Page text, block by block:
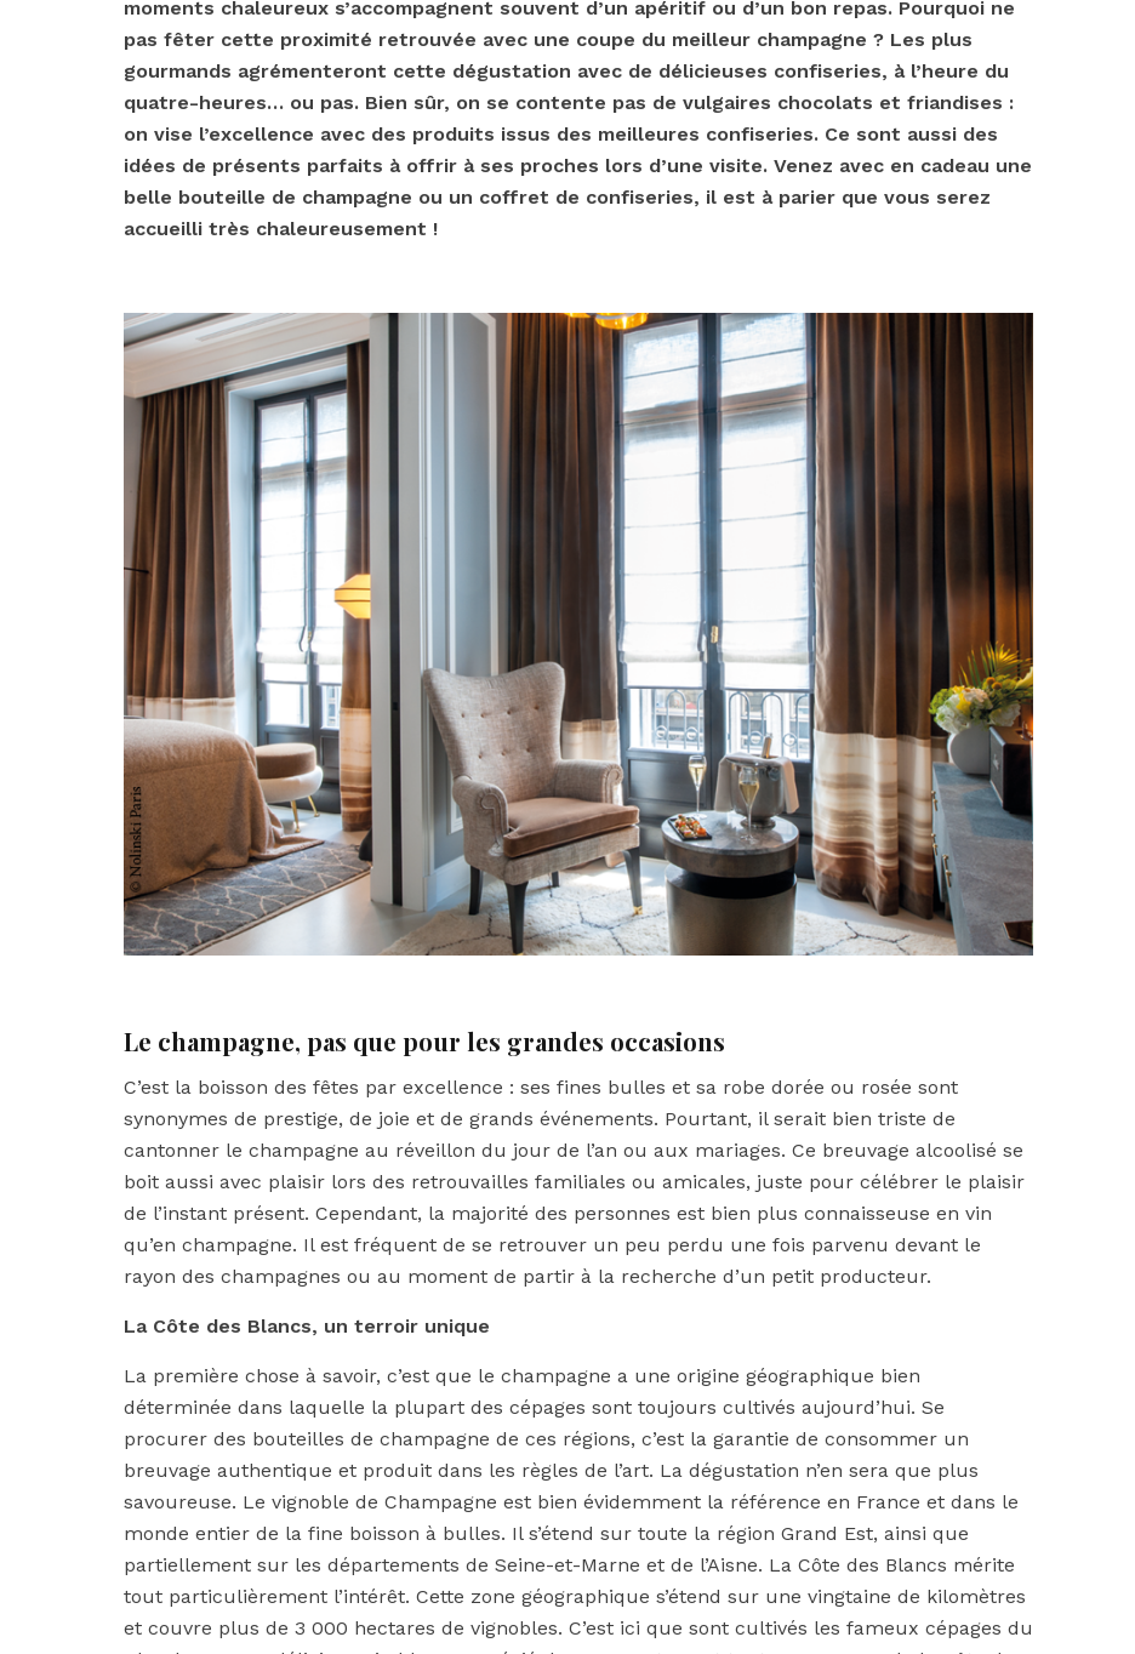
moments chaleureux s’accompagnent souvent d’un apéritif ou d’un bon repas. Pourquoi ne
pas fêter cette proximité retrouvée avec une coupe du meilleur champagne ? Les plus
gourmands agrémenteront cette dégustation avec de délicieuses confiseries, à l’heure du
quatre-heures… ou pas. Bien sûr, on se contente pas de vulgaires chocolats et friandises :
on vise l’excellence avec des produits issus des meilleures confiseries. Ce sont aussi des
idées de présents parfaits à offrir à ses proches lors d’une visite. Venez avec en cadeau une
belle bouteille de champagne ou un coffret de confiseries, il est à parier que vous serez
accueilli très chaleureusement !
Le champagne, pas que pour les grandes occasions
C’est la boisson des fêtes par excellence : ses fines bulles et sa robe dorée ou rosée sont
synonymes de prestige, de joie et de grands événements. Pourtant, il serait bien triste de
cantonner le champagne au réveillon du jour de l’an ou aux mariages. Ce breuvage alcoolisé se
boit aussi avec plaisir lors des retrouvailles familiales ou amicales, juste pour célébrer le plaisir
de l’instant présent. Cependant, la majorité des personnes est bien plus connaisseuse en vin
qu’en champagne. Il est fréquent de se retrouver un peu perdu une fois parvenu devant le
rayon des champagnes ou au moment de partir à la recherche d’un petit producteur.
La Côte des Blancs, un terroir unique
La première chose à savoir, c’est que le champagne a une origine géographique bien
déterminée dans laquelle la plupart des cépages sont toujours cultivés aujourd’hui. Se
procurer des bouteilles de champagne de ces régions, c’est la garantie de consommer un
breuvage authentique et produit dans les règles de l’art. La dégustation n’en sera que plus
savoureuse. Le vignoble de Champagne est bien évidemment la référence en France et dans le
monde entier de la fine boisson à bulles. Il s’étend sur toute la région Grand Est, ainsi que
partiellement sur les départements de Seine-et-Marne et de l’Aisne. La Côte des Blancs mérite
tout particulièrement l’intérêt. Cette zone géographique s’étend sur une vingtaine de kilomètres
et couvre plus de 3 000 hectares de vignobles. C’est ici que sont cultivés les fameux cépages du